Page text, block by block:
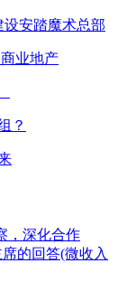
安踏魔术总部
业地产
？
，深化合作
的回答(微收入